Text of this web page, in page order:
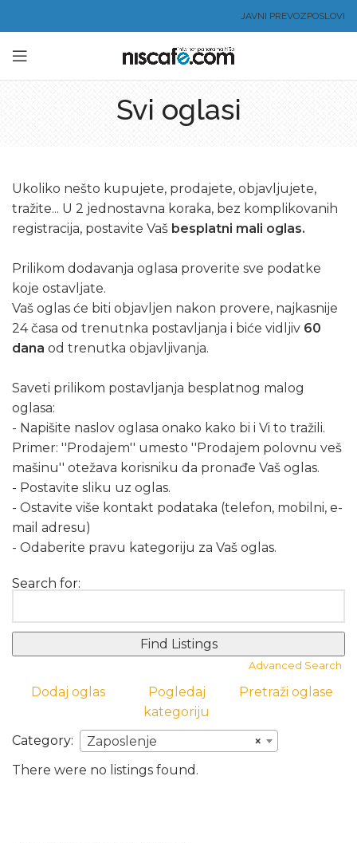
JAVNI PREVOZPOSLOVI
Svi oglasi
Ukoliko nešto kupujete, prodajete, objavljujete,
tražite... U 2 jednostavna koraka, bez komplikovanih
registracija, postavite Vaš besplatni mali oglas.
Prilikom dodavanja oglasa proverite sve podatke
koje ostavljate.
Vaš oglas će biti objavljen nakon provere, najkasnije
24 časa od trenutnka postavljanja i biće vidljiv 60
dana od trenutka objavljivanja.
Saveti prilikom postavljanja besplatnog malog
oglasa:
- Napišite naslov oglasa onako kako bi i Vi to tražili.
Primer: ''Prodajem'' umesto ''Prodajem polovnu veš
mašinu'' otežava korisniku da pronađe Vaš oglas.
- Postavite sliku uz oglas.
- Ostavite više kontakt podataka (telefon, mobilni, e-
mail adresu)
- Odaberite pravu kategoriju za Vaš oglas.
Search for:
Advanced Search
Dodaj oglas
Pogledaj
kategoriju
Pretraži oglase
Category: ×
Zaposlenje
There were no listings found.